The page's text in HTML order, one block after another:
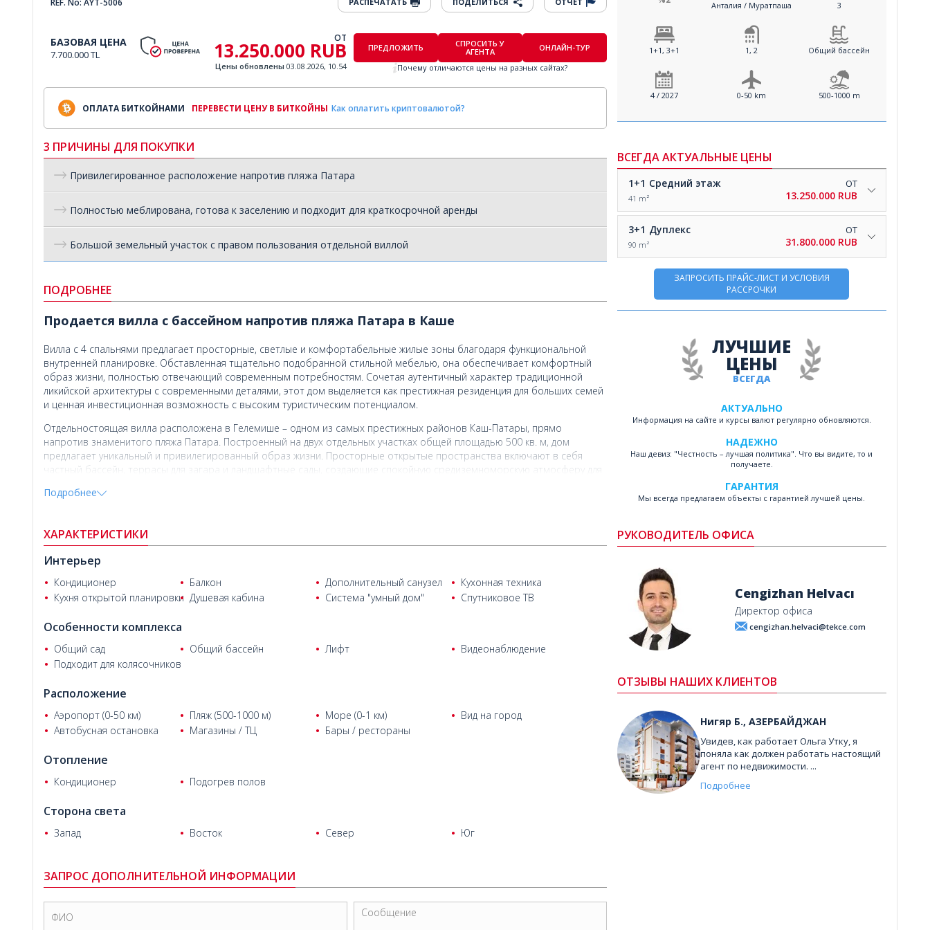
БАЗОВАЯ ЦЕНА
7.700.000 TL
ОТ
13.250.000 RUB
Цены обновлены 03.08.2026, 10.54
ПРЕДЛОЖИТЬ
СПРОСИТЬ У
АГЕНТА
ОНЛАЙН-ТУР
Почему отличаются цены на разных сайтах?
ОПЛАТА БИТКОЙНАМИ ПЕРЕВЕСТИ ЦЕНУ В БИТКОЙНЫ Как оплатить криптовалютой?
Анталия / Муратпаша 3
1+1, 3+1 1, 2 Общий бассейн
4 / 2027 0-50 km 500-1000 m
ВСЕГДА АКТУАЛЬНЫЕ ЦЕНЫ
1+1 Средний этаж
41 m²
ОТ
13.250.000 RUB
3+1 Дуплекс
90 m²
ОТ
31.800.000 RUB
ЗАПРОСИТЬ ПРАЙС-ЛИСТ И УСЛОВИЯ
РАССРОЧКИ
3 ПРИЧИНЫ ДЛЯ ПОКУПКИ
Привилегированное расположение напротив пляжа Патара
Полностью меблирована, готова к заселению и подходит для краткосрочной аренды
Большой земельный участок с правом пользования отдельной виллой
ПОДРОБНЕЕ
Продается вилла с бассейном напротив пляжа Патара в Каше
Вилла с 4 спальнями предлагает просторные, светлые и комфортабельные жилые зоны благодаря функциональной
внутренней планировке. Обставленная тщательно подобранной стильной мебелью, она обеспечивает комфортный
образ жизни, полностью отвечающий современным потребностям. Сочетая аутентичный характер традиционной
ликийской архитектуры с современными деталями, этот дом выделяется как престижная резиденция для больших семей
и ценная инвестиционная возможность с высоким туристическим потенциалом.
Отдельностоящая вилла расположена в Гелемише – одном из самых престижных районов Каш-Патары, прямо
напротив знаменитого пляжа Патара. Построенный на двух отдельных участках общей площадью 500 кв. м, дом
предлагает уникальный и привилегированный образ жизни. Просторные открытые пространства включают в себя
частный бассейн, террасы для загара и ландшафтные сады, создающие спокойную средиземноморскую атмосферу для
ежедневного использования.
сочетает древнее ликийское наследие с природной красотой. Расположенный недалеко от всемирно известного
древнего города Патара и протяженного песчаного пляжа, этот район идеален для тех, кто ищет единение истории и
природы. Окруженный пышной зеленью и чистым воздухом, Гелемиш выделяется своей безмятежностью, каменными
домами, улицами в цветущих бугенвиллеях и очаровательными бутиками. Благодаря высокому туристическому спросу,
локация считается одним из самых перспективных мест в Каше как для жизни, так и для инвестиций.
расположена всего в 600 метрах от главной дороги и в 5 км от древнего города Патара и песчаного пляжа Патара.
Расстояние до курортного городка Калкан составляет 8 км, до живописного пляжа Капуташ – 14 км, а до
международного аэропорта Даламан – 114 км.
Подробнее
ХАРАКТЕРИСТИКИ
Интерьер
Кондиционер Балкон Дополнительный санузел
Кухонная техника
Кухня открытой планировки Душевая кабина Система "умный дом" Спутниковое ТВ
Особенности комплекса
Общий сад Общий бассейн Лифт
Видеонаблюдение
Подходит для колясочников
Расположение
Аэропорт (0-50 км) Пляж (500-1000 м) Море (0-1 км)
Вид на город
Автобусная остановка
Магазины / ТЦ Бары / рестораны
Отопление
Кондиционер Подогрев полов
Сторона света
Запад Восток Север Юг
ВСЕГДА
ЛУЧШИЕ
ЦЕНЫ
АКТУАЛЬНО
Информация на сайте и курсы валют регулярно обновляются.
НАДЕЖНО
Наш девиз: "Честность – лучшая политика". Что вы видите, то и
получаете.
ГАРАНТИЯ
Мы всегда предлагаем объекты с гарантией лучшей цены.
РУКОВОДИТЕЛЬ ОФИСА
Cengizhan Helvacı
Cengizhan Helvacı
Директор офиса
cengizhan.helvaci@tekce.com
ОТЗЫВЫ НАШИХ КЛИЕНТОВ
Нигяр Б., АЗЕРБАЙДЖАН
Увидев, как работает Ольга Утку, я
поняла как должен работать настоящий
агент по недвижимости. ...
Подробнее
ЗАПРОС ДОПОЛНИТЕЛЬНОЙ ИНФОРМАЦИИ